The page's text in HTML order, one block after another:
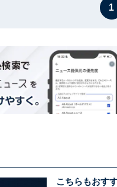
1
こちらもおす